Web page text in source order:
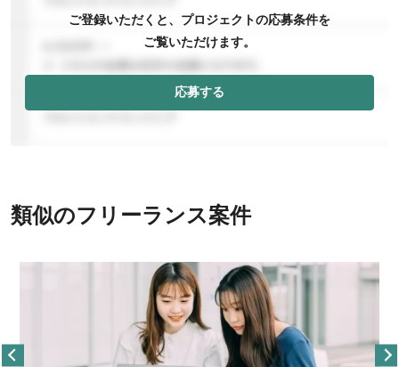
ご登録いただくと、プロジェクトの応募条件を
ご覧いただけます。
応募する
類似のフリーランス案件